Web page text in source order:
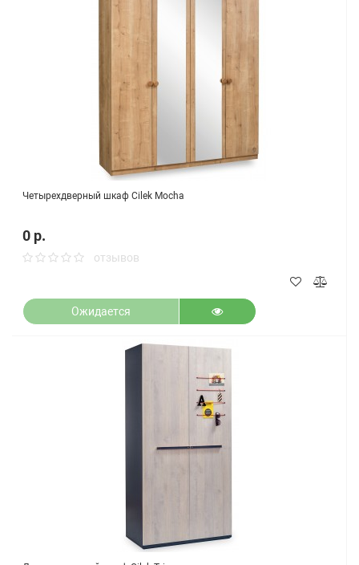
Четырехдверный шкаф Cilek Mocha
0 р.
отзывов
Ожидается